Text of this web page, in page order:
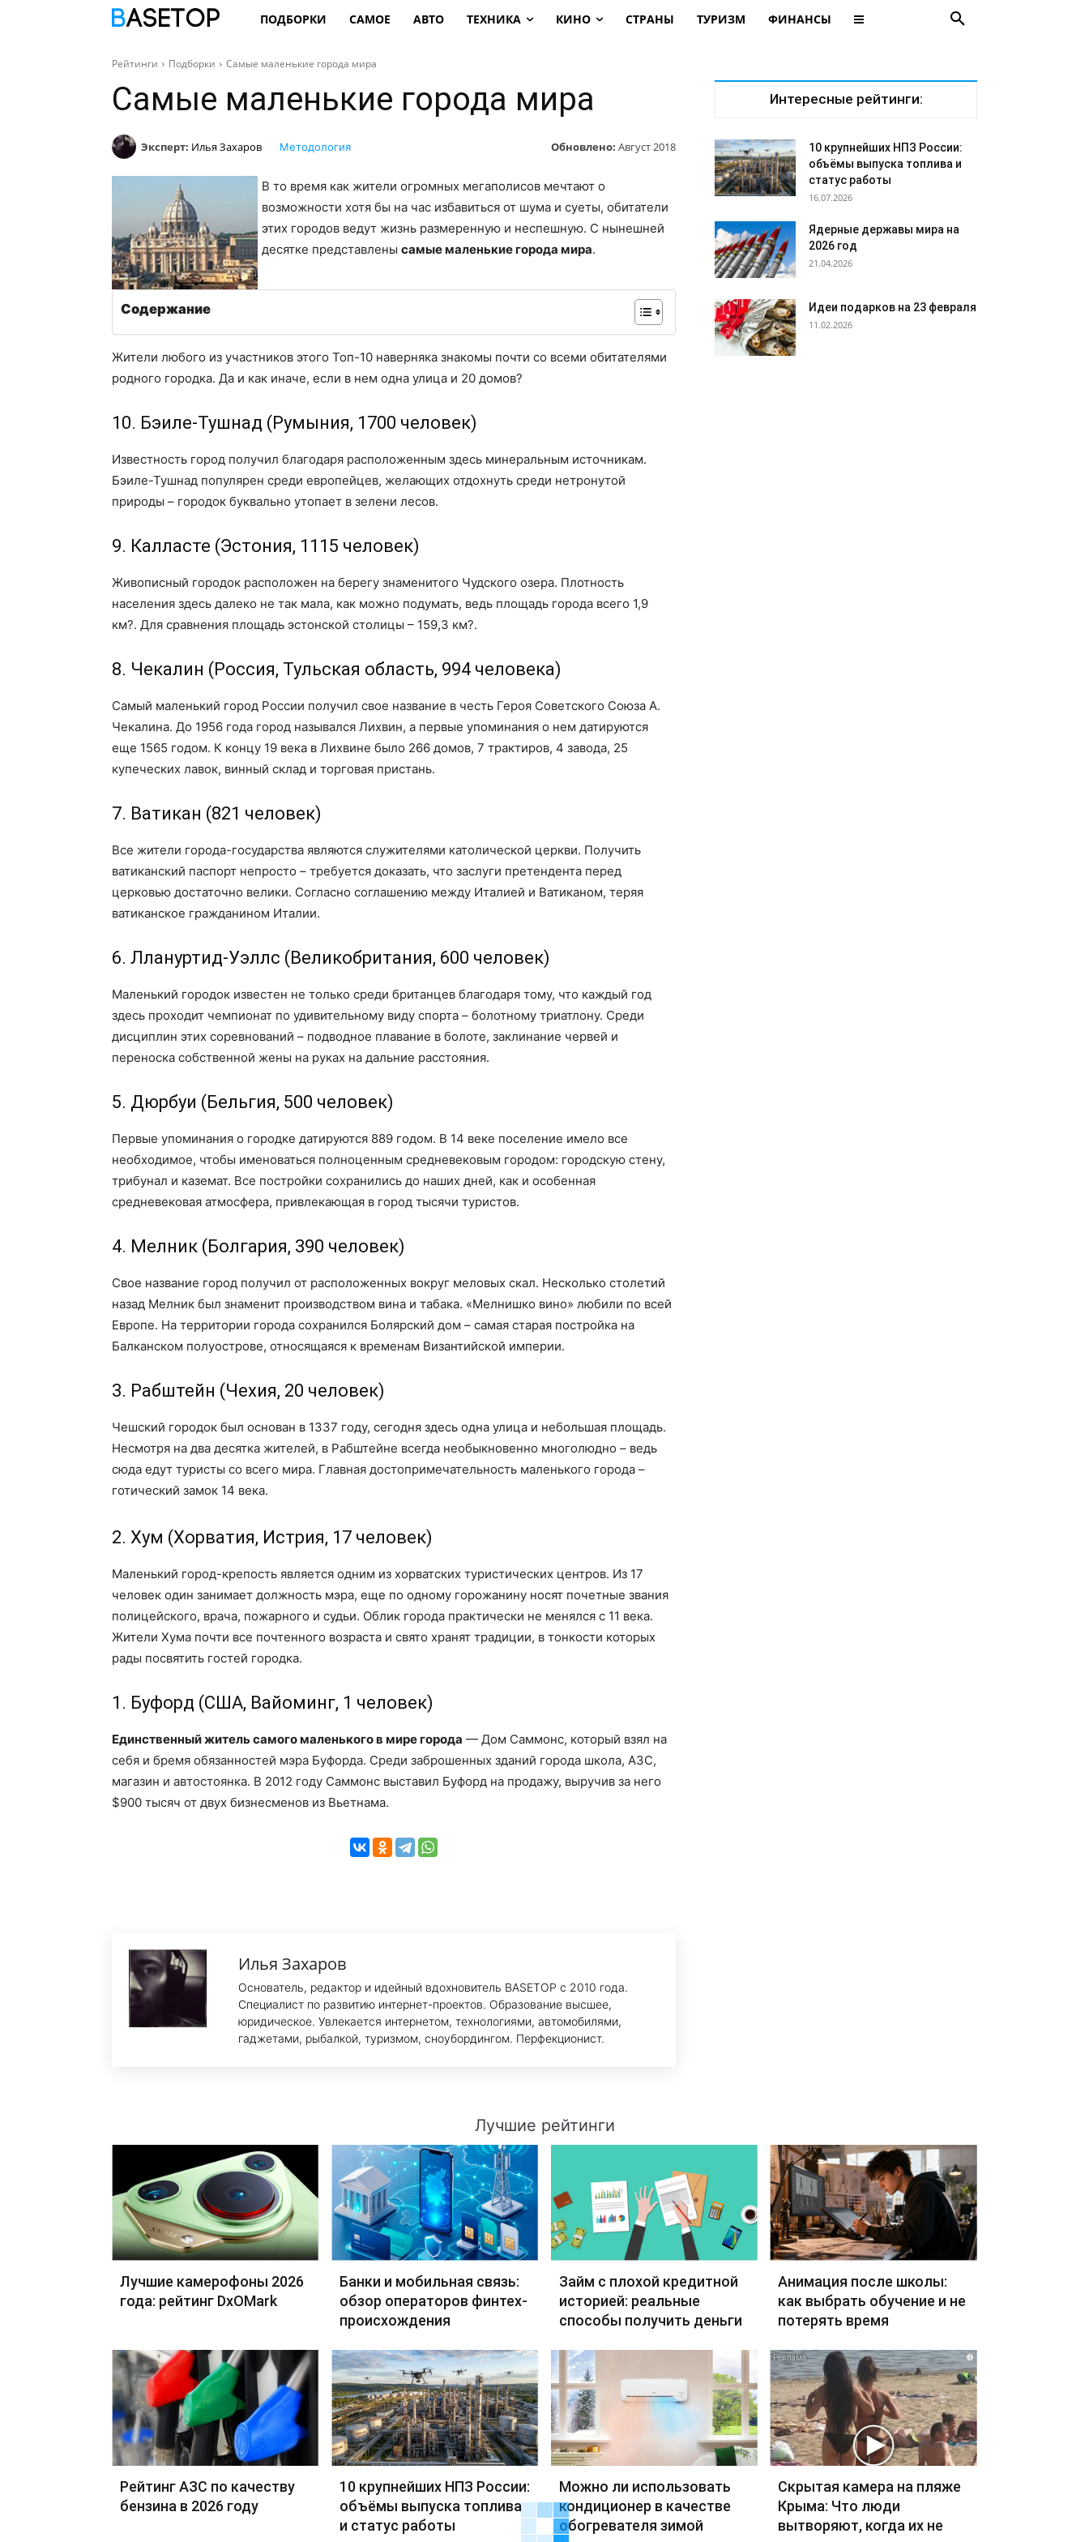
ПОДБОРКИ САМОЕ АВТО ТЕХНИКА КИНО СТРАНЫ ТУРИЗМ ФИНАНСЫ
Рейтинги Подборки Самые маленькие города мира
Самые маленькие города мира
Эксперт: Илья Захаров Обновлено: Август 2018
Методология
В то время как жители огромных мегаполисов мечтают о
возможности хотя бы на час избавиться от шума и суеты, обитатели
этих городов ведут жизнь размеренную и неспешную. С нынешней
десятке представлены самые маленькие города мира.
Содержание
Жители любого из участников этого Топ-10 наверняка знакомы почти со всеми обитателями
родного городка. Да и как иначе, если в нем одна улица и 20 домов?
10. Бэиле-Тушнад (Румыния, 1700 человек)
Известность город получил благодаря расположенным здесь минеральным источникам.
Бэиле-Тушнад популярен среди европейцев, желающих отдохнуть среди нетронутой
природы – городок буквально утопает в зелени лесов.
9. Калласте (Эстония, 1115 человек)
Живописный городок расположен на берегу знаменитого Чудского озера. Плотность
населения здесь далеко не так мала, как можно подумать, ведь площадь города всего 1,9
км?. Для сравнения площадь эстонской столицы – 159,3 км?.
8. Чекалин (Россия, Тульская область, 994 человека)
Самый маленький город России получил свое название в честь Героя Советского Союза А.
Чекалина. До 1956 года город назывался Лихвин, а первые упоминания о нем датируются
еще 1565 годом. К концу 19 века в Лихвине было 266 домов, 7 трактиров, 4 завода, 25
купеческих лавок, винный склад и торговая пристань.
7. Ватикан (821 человек)
Все жители города-государства являются служителями католической церкви. Получить
ватиканский паспорт непросто – требуется доказать, что заслуги претендента перед
церковью достаточно велики. Согласно соглашению между Италией и Ватиканом, теряя
ватиканское гражданином Италии.
6. Ллануртид-Уэллс (Великобритания, 600 человек)
Маленький городок известен не только среди британцев благодаря тому, что каждый год
здесь проходит чемпионат по удивительному виду спорта – болотному триатлону. Среди
дисциплин этих соревнований – подводное плавание в болоте, заклинание червей и
переноска собственной жены на руках на дальние расстояния.
5. Дюрбуи (Бельгия, 500 человек)
Первые упоминания о городке датируются 889 годом. В 14 веке поселение имело все
необходимое, чтобы именоваться полноценным средневековым городом: городскую стену,
трибунал и каземат. Все постройки сохранились до наших дней, как и особенная
средневековая атмосфера, привлекающая в город тысячи туристов.
4. Мелник (Болгария, 390 человек)
Свое название город получил от расположенных вокруг меловых скал. Несколько столетий
назад Мелник был знаменит производством вина и табака. «Мелнишко вино» любили по всей
Европе. На территории города сохранился Болярский дом – самая старая постройка на
Балканском полуострове, относящаяся к временам Византийской империи.
3. Рабштейн (Чехия, 20 человек)
Чешский городок был основан в 1337 году, сегодня здесь одна улица и небольшая площадь.
Несмотря на два десятка жителей, в Рабштейне всегда необыкновенно многолюдно – ведь
сюда едут туристы со всего мира. Главная достопримечательность маленького города –
готический замок 14 века.
2. Хум (Хорватия, Истрия, 17 человек)
Маленький город-крепость является одним из хорватских туристических центров. Из 17
человек один занимает должность мэра, еще по одному горожанину носят почетные звания
полицейского, врача, пожарного и судьи. Облик города практически не менялся с 11 века.
Жители Хума почти все почтенного возраста и свято хранят традиции, в тонкости которых
рады посвятить гостей городка.
1. Буфорд (США, Вайоминг, 1 человек)
Единственный житель самого маленького в мире города — Дом Саммонс, который взял на
себя и бремя обязанностей мэра Буфорда. Среди заброшенных зданий города школа, АЗС,
магазин и автостоянка. В 2012 году Саммонс выставил Буфорд на продажу, выручив за него
$900 тысяч от двух бизнесменов из Вьетнама.
Илья Захаров
Основатель, редактор и идейный вдохновитель BASETOP с 2010 года.
Специалист по развитию интернет-проектов. Образование высшее,
юридическое. Увлекается интернетом, технологиями, автомобилями,
гаджетами, рыбалкой, туризмом, сноубордингом. Перфекционист.
Интересные рейтинги:
10 крупнейших НПЗ России:
объёмы выпуска топлива и
статус работы
16.07.2026
Ядерные державы мира на
2026 год
21.04.2026
Идеи подарков на 23 февраля
11.02.2026
Лучшие рейтинги
Лучшие камерофоны 2026
года: рейтинг DxOMark
Банки и мобильная связь:
обзор операторов финтех-
происхождения
Займ с плохой кредитной
историей: реальные
способы получить деньги
Анимация после школы:
как выбрать обучение и не
потерять время
Рейтинг АЗС по качеству
бензина в 2026 году
10 крупнейших НПЗ России:
объёмы выпуска топлива
и статус работы
Можно ли использовать
кондиционер в качестве
обогревателя зимой
i
Скрытая камера на пляже
Крыма: Что люди
вытворяют, когда их не